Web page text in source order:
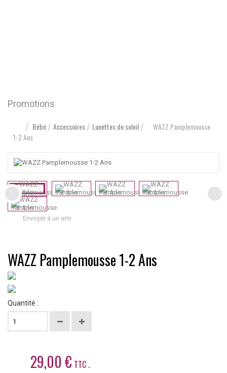
Promotions
Bébé Accessoires Lunettes de soleil
WAZZ Pamplemousse
1-2 Ans
Envoyer à un ami
WAZZ Pamplemousse 1-2 Ans
Quantité :
29,00 € TTC .